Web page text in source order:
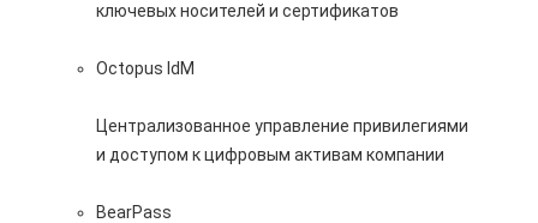
ключевых носителей и сертификатов
Octopus IdM
Централизованное управление привилегиями
и доступом к цифровым активам компании
BearPass